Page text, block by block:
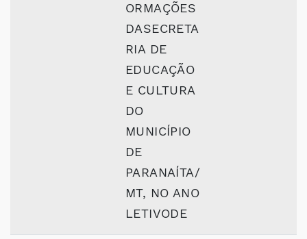
ORMAÇÕES
DASECRETA
RIA DE
EDUCAÇÃO
E CULTURA
DO
MUNICÍPIO
DE
PARANAÍTA/
MT, NO ANO
LETIVODE